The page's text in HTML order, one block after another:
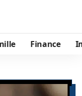
Finance